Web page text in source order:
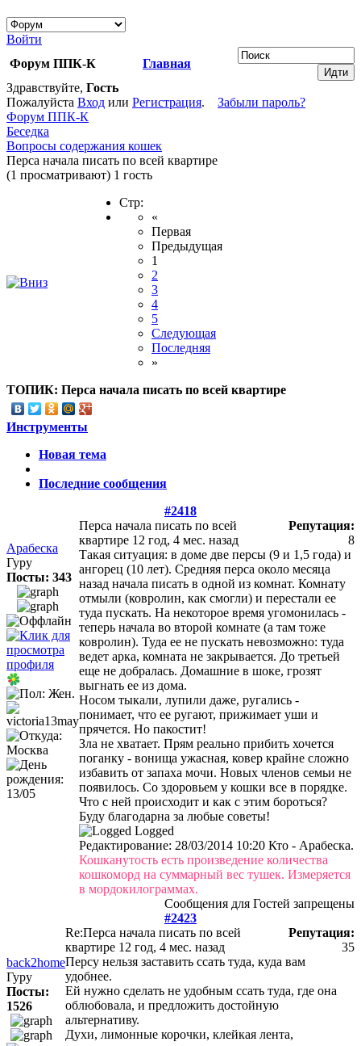
Войти
Форум ППК-К
Главная
Здравствуйте, Гость
Пожалуйста Вход или Регистрация. Забыли пароль?
Форум ППК-К
Беседка
Вопросы содержания кошек
Перса начала писать по всей квартире
(1 просматривают) 1 гость
Стр:
«
Первая
Предыдущая
1
2
3
4
5
Следующая
Последняя
»
ТОПИК: Перса начала писать по всей квартире
Инструменты
Новая тема
Последние сообщения
#2418
Арабеска
Гуру
Посты: 343
Перса начала писать по всей
квартире 12 год, 4 мес. назад
Репутация:
8
Такая ситуация: в доме две персы (9 и 1,5 года) и
ангорец (10 лет). Средняя перса около месяца
назад начала писать в одной из комнат. Комнату
отмыли (ковролин, как смогли) и перестали ее
туда пускать. На некоторое время угомонилась -
теперь начала во второй комнате (а там тоже
ковролин). Туда ее не пускать невозможно: туда
ведет арка, комната не закрывается. До третьей
еще не добралась. Домашние в шоке, грозят
выгнать ее из дома.
Носом тыкали, лупили даже, ругались -
понимает, что ее ругают, прижимает уши и
прячется. Но пакостит!
Зла не хватает. Прям реально прибить хочется
поганку - вонища ужасная, ковер крайне сложно
избавить от запаха мочи. Новых членов семьи не
появилось. Со здоровьем у кошки все в порядке.
Что с ней происходит и как с этим бороться?
Буду благодарна за любые советы!
Logged
Редактирование: 28/03/2014 10:20 Кто - Арабеска.
Кошканутость есть произведение количества
кошкоморд на суммарный вес тушек. Измеряется
в мордокилограммах.
Сообщения для Гостей запрещены
#2423
back2home
Гуру
Посты:
1526
Re:Перса начала писать по всей
квартире 12 год, 4 мес. назад
Репутация:
35
Персу нельзя заставить ссать туда, куда вам
удобнее.
Ей нужно сделать не удобным ссать туда, где она
облюбовала, и предложить достойную
альтернативу.
Духи, лимонные корочки, клейкая лента,